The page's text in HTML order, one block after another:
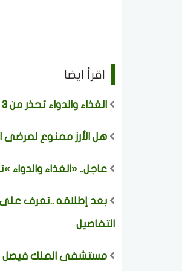
اقرأ ايضا
الغذاء والدواء تحذر من 3 منتجات غذائية بسبب مادة محظورة وتدعو لعدم استهلاكها
هل الأرز ممنوع لمرضى
عاجل.. «الغذاء
بعد إطلاقه ..تعرف على
التفاصيل
مستشفى الملك فيصل